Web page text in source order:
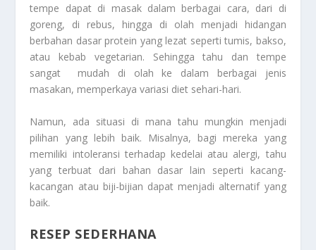
tempe dapat di masak dalam berbagai cara, dari di
goreng, di rebus, hingga di olah menjadi hidangan
berbahan dasar protein yang lezat seperti tumis, bakso,
atau kebab vegetarian. Sehingga tahu dan tempe
sangat mudah di olah ke dalam berbagai jenis
masakan, memperkaya variasi diet sehari-hari.
Namun, ada situasi di mana tahu mungkin menjadi
pilihan yang lebih baik. Misalnya, bagi mereka yang
memiliki intoleransi terhadap kedelai atau alergi, tahu
yang terbuat dari bahan dasar lain seperti kacang-
kacangan atau biji-bijian dapat menjadi alternatif yang
baik.
RESEP SEDERHANA